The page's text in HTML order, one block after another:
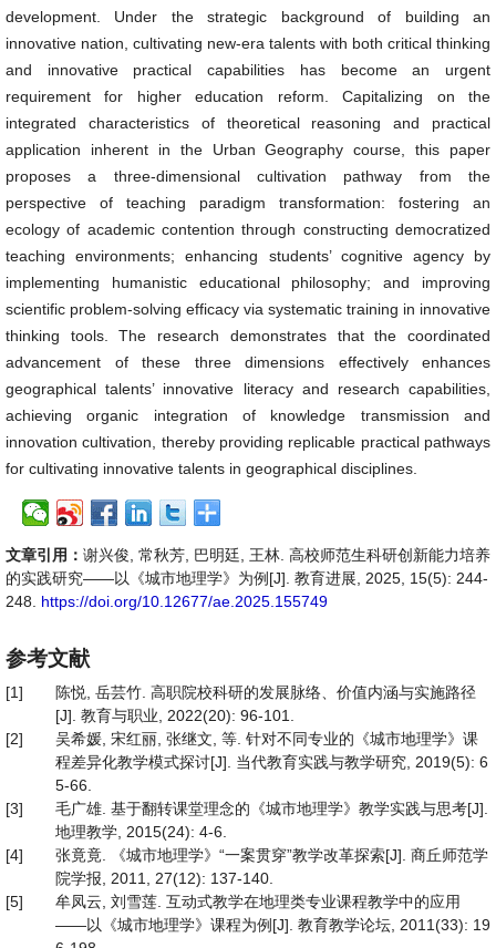
development. Under the strategic background of building an
innovative nation, cultivating new-era talents with both critical thinking
and innovative practical capabilities has become an urgent
requirement for higher education reform. Capitalizing on the
integrated characteristics of theoretical reasoning and practical
application inherent in the Urban Geography course, this paper
proposes a three-dimensional cultivation pathway from the
perspective of teaching paradigm transformation: fostering an
ecology of academic contention through constructing democratized
teaching environments; enhancing students’ cognitive agency by
implementing humanistic educational philosophy; and improving
scientific problem-solving efficacy via systematic training in innovative
thinking tools. The research demonstrates that the coordinated
advancement of these three dimensions effectively enhances
geographical talents’ innovative literacy and research capabilities,
achieving organic integration of knowledge transmission and
innovation cultivation, thereby providing replicable practical pathways
for cultivating innovative talents in geographical disciplines.
文章引用： 谢兴俊, 常秋芳, 巴明廷, 王林. 高校师范生科研创新能力培养
的实践研究——以《城市地理学》为例[J]. 教育进展, 2025, 15(5): 244-
248. https://doi.org/10.12677/ae.2025.155749
参考文献
[1]
陈悦, 岳芸竹. 高职院校科研的发展脉络、价值内涵与实施路径
[J]. 教育与职业, 2022(20): 96-101.
[2]
吴希媛, 宋红丽, 张继文, 等. 针对不同专业的《城市地理学》课
程差异化教学模式探讨[J]. 当代教育实践与教学研究, 2019(5): 6
5-66.
[3]
毛广雄. 基于翻转课堂理念的《城市地理学》教学实践与思考[J].
地理教学, 2015(24): 4-6.
[4]
张竟竟. 《城市地理学》“一案贯穿”教学改革探索[J]. 商丘师范学
院学报, 2011, 27(12): 137-140.
[5]
牟凤云, 刘雪莲. 互动式教学在地理类专业课程教学中的应用
——以《城市地理学》课程为例[J]. 教育教学论坛, 2011(33): 19